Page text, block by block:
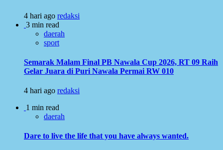
4 hari ago redaksi
3 min read
daerah
sport
Semarak Malam Final PB Nawala Cup 2026, RT 09 Raih
Gelar Juara di Puri Nawala Permai RW 010
4 hari ago redaksi
1 min read
daerah
Dare to live the life that you have always wanted.